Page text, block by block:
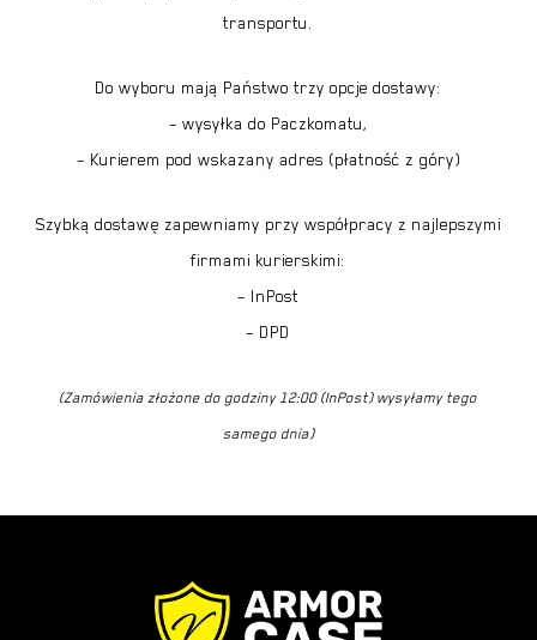
Brak produktów w koszyku.
transportu.
Do wyboru mają Państwo trzy opcje dostawy:
– wysyłka do Paczkomatu,
– Kurierem pod wskazany adres (płatność z góry)
Szybką dostawę zapewniamy przy współpracy z najlepszymi
firmami kurierskimi:
– InPost
– DPD
(Zamówienia złożone do godziny 12:00 (InPost) wysyłamy tego
samego dnia)